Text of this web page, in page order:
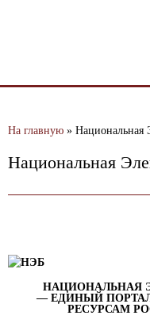
На главную » Национальная
Национальная
НАЦИОНАЛЬНАЯ
— ЕДИНЫЙ
РЕСУРСАМ